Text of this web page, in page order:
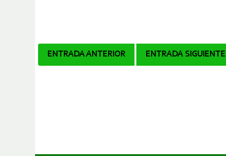
Navegador
ENTRADA ANTERIOR ENTRADA SIGUIENTE